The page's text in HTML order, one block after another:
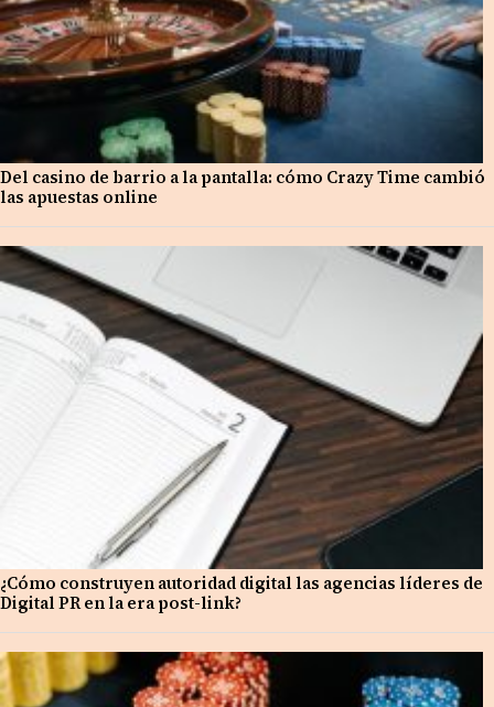
Del casino de barrio a la pantalla: cómo Crazy Time cambió
las apuestas online
¿Cómo construyen autoridad digital las agencias líderes de
Digital PR en la era post-link?